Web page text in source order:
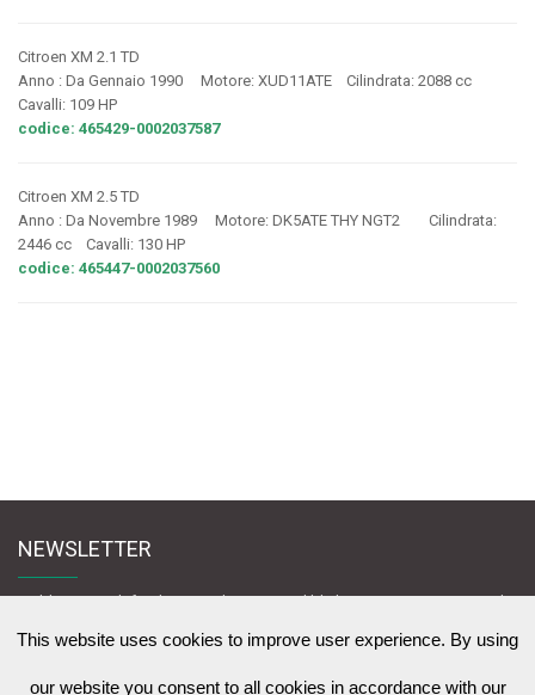
Citroen XM 2.1 TD
Anno : Da Gennaio 1990 Motore: XUD11ATE Cilindrata: 2088 cc
Cavalli: 109 HP
codice: 465429-0002037587
Citroen XM 2.5 TD
Anno : Da Novembre 1989 Motore: DK5ATE THY NGT2 Cilindrata:
2446 cc Cavalli: 130 HP
codice: 465447-0002037560
NEWSLETTER
Melden Sie sich für den Newsletter an und bleiben Sie mit uns in Kontakt
This website uses cookies to improve user experience. By using
our website you consent to all cookies in accordance with our